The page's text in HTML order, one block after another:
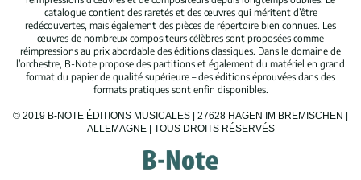
catalogue contient des raretés et des œuvres qui méritent d’être
redécouvertes, mais également des pièces de répertoire bien connues. Les
œuvres de nombreux compositeurs célèbres sont proposées comme
réimpressions au prix abordable des éditions classiques. Dans le domaine de
l’orchestre, B-Note propose des partitions et également du matériel en grand
format du papier de qualité supérieure – des éditions éprouvées dans des
formats pratiques sont enfin disponibles.
© 2019 B-NOTE ÉDITIONS MUSICALES | 27628 HAGEN IM BREMISCHEN |
ALLEMAGNE | TOUS DROITS RÉSERVÉS